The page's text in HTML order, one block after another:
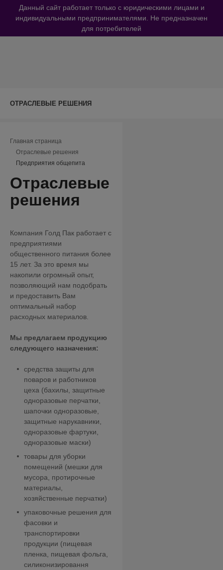
Данный сайт работает только с юридическими лицами и
индивидуальными предпринимателями. Не предназначен
для потребителей
ОТРАСЛЕВЫЕ РЕШЕНИЯ
Навигационная цепочка
Главная страница
Отраслевые решения
Предприятия общепита
Отраслевые
решения
Компания Голд Пак работает с
предприятиями
общественного питания более
15 лет. За это время мы
накопили огромный опыт,
позволяющий нам подобрать
и предоставить Вам
оптимальный набор
расходных материалов.
Мы предлагаем продукцию
следующего назначения:
средства защиты для
поваров и работников
цеха (бахилы, защитные
одноразовые перчатки,
шапочки одноразовые,
защитные нарукавники,
одноразовые фартуки,
одноразовые маски)
товары для уборки
помещений (мешки для
мусора, протирочные
материалы,
хозяйственные перчатки)
упаковочные решения для
фасовки и
транспортировки
продукции (пищевая
пленка, пищевая фольга,
силиконизировання